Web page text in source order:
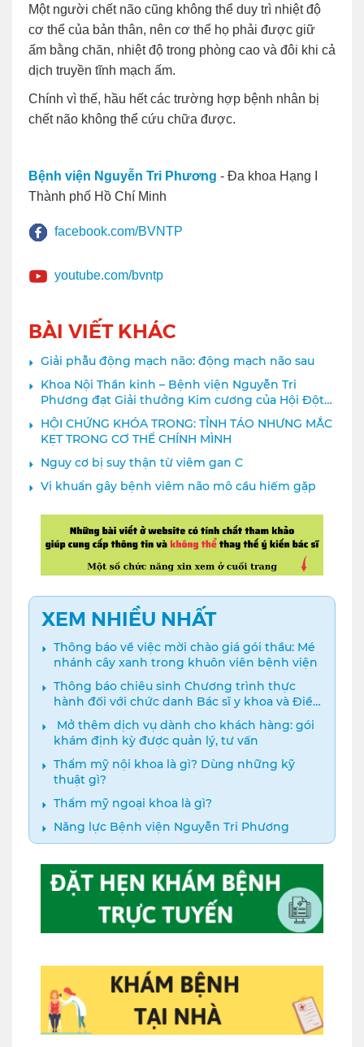
Một người chết não cũng không thể duy trì nhiệt độ
cơ thể của bản thân, nên cơ thể họ phải được giữ
ấm bằng chăn, nhiệt độ trong phòng cao và đôi khi cả
dịch truyền tĩnh mạch ấm.
Chính vì thế, hầu hết các trường hợp bệnh nhân bị
chết não không thể cứu chữa được.
Bệnh viện Nguyễn Tri Phương - Đa khoa Hạng I
Thành phố Hồ Chí Minh
facebook.com/BVNTP
youtube.com/bvntp
BÀI VIẾT KHÁC
Giải phẫu động mạch não: động mạch não sau
Khoa Nội Thần kinh – Bệnh viện Nguyễn Tri
Phương đạt Giải thưởng Kim cương của Hội Đột
quỵ Thế giới
HỘI CHỨNG KHÓA TRONG: TỈNH TÁO NHƯNG MẮC
KẸT TRONG CƠ THỂ CHÍNH MÌNH
Nguy cơ bị suy thận từ viêm gan C
Vi khuẩn gây bệnh viêm não mô cầu hiếm gặp
XEM NHIỀU NHẤT
Thông báo về việc mời chào giá gói thầu: Mé
nhánh cây xanh trong khuôn viên bệnh viện
Thông báo chiêu sinh Chương trình thực
hành đối với chức danh Bác sĩ y khoa và Điều
dưỡng năm 2024
️ Mở thêm dịch vụ dành cho khách hàng: gói
khám định kỳ được quản lý, tư vấn
Thẩm mỹ nội khoa là gì? Dùng những kỹ
thuật gì?
Thẩm mỹ ngoại khoa là gì?
Năng lực Bệnh viện Nguyễn Tri Phương